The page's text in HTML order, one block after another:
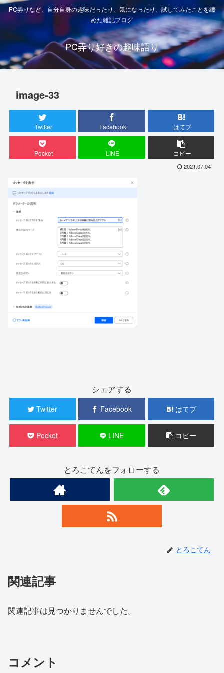
PC弄りなど、自分自身の趣味だったり、気になったり、試してみたことを纏
めた雑記ブログ
PC弄り好きの趣味語り
image-33
Twitter Facebook はてブ
Pocket LINE コピー
2021.07.04
シェアする
Twitter Facebook はてブ
Pocket LINE コピー
とろこてんをフォローする
とろこてん
関連記事
関連記事は見つかりませんでした。
コメント